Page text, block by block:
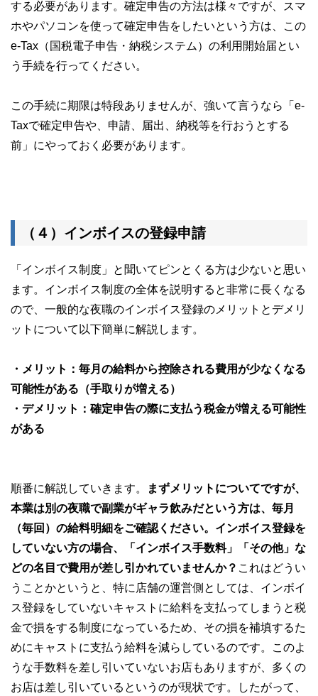
する必要があります。確定申告の方法は様々ですが、スマ
ホやパソコンを使って確定申告をしたいという方は、この
e-Tax（国税電子申告・納税システム）の利用開始届とい
う手続を行ってください。
この手続に期限は特段ありませんが、強いて言うなら「e-
Taxで確定申告や、申請、届出、納税等を行おうとする
前」にやっておく必要があります。
（４）インボイスの登録申請
「インボイス制度」と聞いてピンとくる方は少ないと思い
ます。インボイス制度の全体を説明すると非常に長くなる
ので、一般的な夜職のインボイス登録のメリットとデメリ
ットについて以下簡単に解説します。
・メリット：毎月の給料から控除される費用が少なくなる
可能性がある（手取りが増える）
・デメリット：確定申告の際に支払う税金が増える可能性
がある
順番に解説していきます。
まずメリットについてですが、
本業は別の夜職で副業がギャラ飲みだという方は、毎月
（毎回）の給料明細をご確認ください。インボイス登録を
していない方の場合、「インボイス手数料」「その他」な
どの名目で費用が差し引かれていませんか？ これはどうい
うことかというと、特に店舗の運営側としては、インボイ
ス登録をしていないキャストに給料を支払ってしまうと税
金で損をする制度になっているため、その損を補填するた
めにキャストに支払う給料を減らしているのです。このよ
うな手数料を差し引いていないお店もありますが、多くの
お店は差し引いているというのが現状です。したがって、